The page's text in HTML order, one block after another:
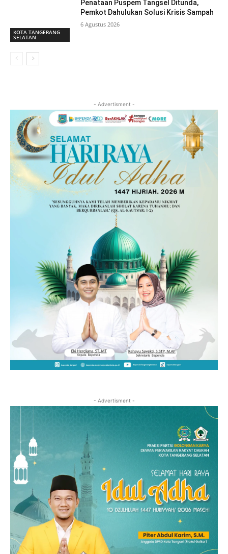
KOTA TANGERANG
SELATAN
Penataan Puspem Tangsel Ditunda,
Pemkot Dahulukan Solusi Krisis Sampah
6 Agustus 2026
- Advertisment -
- Advertisment -